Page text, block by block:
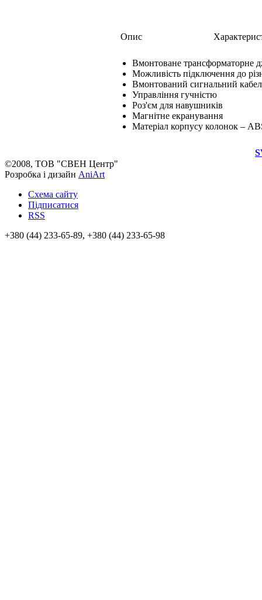
Опис
Вмонтоване трансформаторне
Можливість підключення до
Вмонтований сигнальний
Управління гучністю
Роз'єм для навушників
Магнітне екранування
Матеріал корпусу колонок –
©2008, ТОВ "СВЕН Центр"
Розробка і дизайн AniArt
Схема сайту
Підписатися
RSS
+380 (44) 233-65-89, +380 (44) 233-65-98